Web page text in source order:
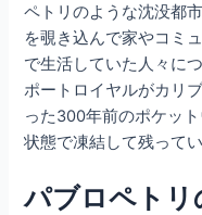
ペトリのような沈没都
を覗き込んで家やコミ
で生活していた人々に
ポートロイヤルがカリ
った300年前のポケッ
状態で凍結して残ってい
パブロペトリ